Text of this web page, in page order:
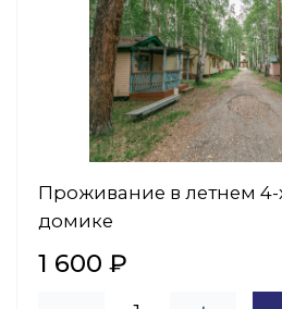
Проживание в летнем 4-
домике
1 600 ₽